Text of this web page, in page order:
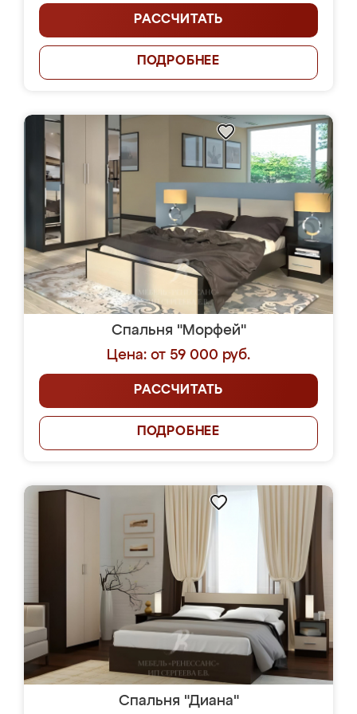
РАССЧИТАТЬ
ПОДРОБНЕЕ
Спальня "Морфей"
Цена: от 59 000 руб.
РАССЧИТАТЬ
ПОДРОБНЕЕ
Спальня "Диана"